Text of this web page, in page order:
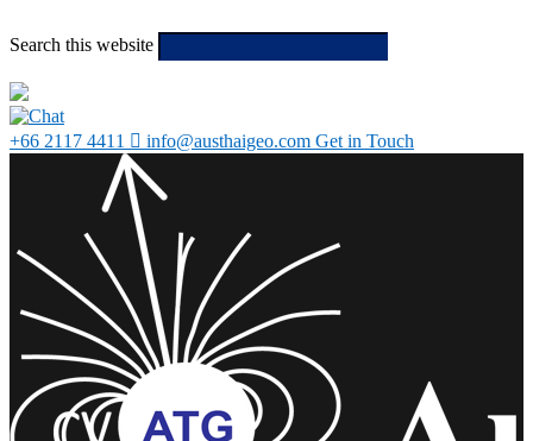
Search this website
+66 2117 4411 info@austhaigeo.com Get in Touch